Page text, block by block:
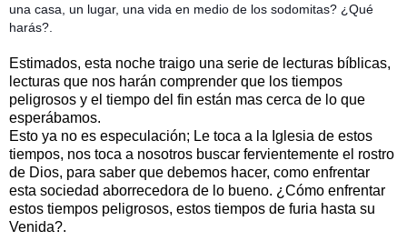
una casa, un lugar, una vida en medio de los sodomitas? ¿Qué
harás?.
Estimados, esta noche traigo una serie de lecturas bíblicas,
lecturas que nos harán comprender que los tiempos
peligrosos y el tiempo del fin están mas cerca de lo que
esperábamos.
Esto ya no es especulación; Le toca a la Iglesia de estos
tiempos, nos toca a nosotros buscar fervientemente el rostro
de Dios, para saber que debemos hacer, como enfrentar
esta sociedad aborrecedora de lo bueno. ¿Cómo enfrentar
estos tiempos peligrosos, estos tiempos de furia hasta su
Venida?.